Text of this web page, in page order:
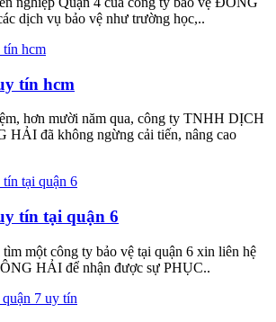
dịch vụ bảo vệ như trường học,..
tín hcm
hơn mười năm qua, công ty TNHH DỊCH
đã không ngừng cải tiến, nâng cao
tín tại quận 6
một công ty bảo vệ tại quận 6 xin liên hệ
HẢI để nhận được sự PHỤC..